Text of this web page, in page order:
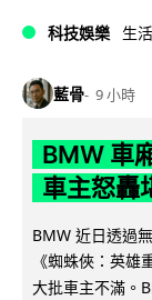
科技娛樂 生
藍骨 9 小時
BMW 車
車主怒轟
BMW 近日透過
《蜘蛛俠：英
大批車主不滿。